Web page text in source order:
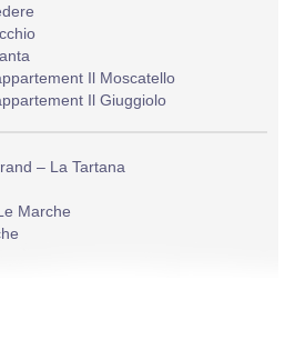
Il Moscatello
Il Giuggiolo
– La Tartana
Marche